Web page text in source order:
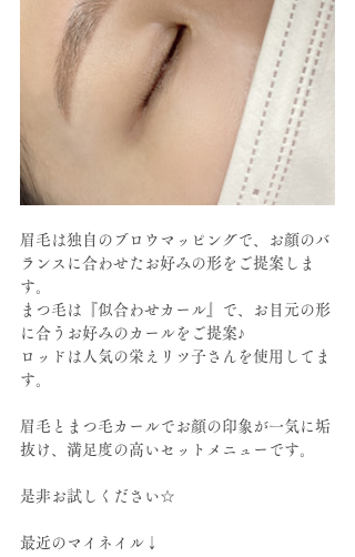
眉毛は独自のブロウマッピングで、お顔のバ
ランスに合わせたお好みの形をご提案しま
す。
まつ毛は『似合わせカール』で、お目元の形
に合うお好みのカールをご提案♪
ロッドは人気の栄えリツ子さんを使用してま
す。
眉毛とまつ毛カールでお顔の印象が一気に垢
抜け、満足度の高いセットメニューです。
是非お試しください☆
最近のマイネイル↓